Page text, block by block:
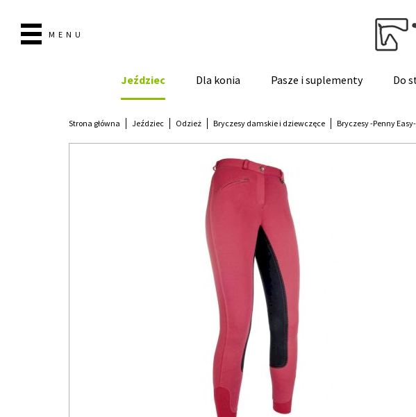
MENU
Jeździec Dla konia Pasze i suplementy Do
Strona główna Jeździec Odzież Bryczesy damskie i dziewczęce Bryczesy -Penny